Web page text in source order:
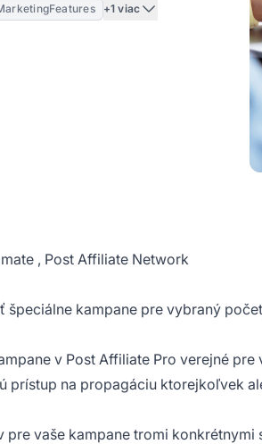
+1 viac
, Post Affiliate Network
kampane pre vybraný
v Post Affiliate Pro verejné pre
prístup na propagáciu ktorejkoľvek
vaše kampane tromi konkrétnymi